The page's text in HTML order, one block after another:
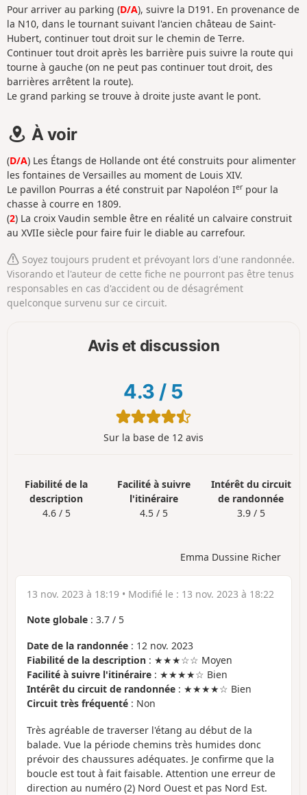
Pour arriver au parking (D/A), suivre la D191. En provenance de
la N10, dans le tournant suivant l'ancien château de Saint-
Hubert, continuer tout droit sur le chemin de Terre.
Continuer tout droit après les barrière puis suivre la route qui
tourne à gauche (on ne peut pas continuer tout droit, des
barrières arrêtent la route).
Le grand parking se trouve à droite juste avant le pont.
À voir
(D/A) Les Étangs de Hollande ont été construits pour alimenter
les fontaines de Versailles au moment de Louis XIV.
Le pavillon Pourras a été construit par Napoléon Ier pour la
chasse à courre en 1809.
(2) La croix Vaudin semble être en réalité un calvaire construit
au XVIIe siècle pour faire fuir le diable au carrefour.
Soyez toujours prudent et prévoyant lors d'une randonnée.
Visorando et l'auteur de cette fiche ne pourront pas être tenus
responsables en cas d'accident ou de désagrément
quelconque survenu sur ce circuit.
Avis et discussion
4.3 / 5
Sur la base de 12 avis
Fiabilité de la
description
4.6 / 5
Facilité à suivre
l'itinéraire
4.5 / 5
Intérêt du circuit
de randonnée
3.9 / 5
Emma Dussine Richer
13 nov. 2023 à 18:19 • Modifié le : 13 nov. 2023 à 18:22
Note globale : 3.7 / 5
Date de la randonnée : 12 nov. 2023
Fiabilité de la description : ★★★☆☆ Moyen
Facilité à suivre l'itinéraire : ★★★★☆ Bien
Intérêt du circuit de randonnée : ★★★★☆ Bien
Circuit très fréquenté : Non
Très agréable de traverser l'étang au début de la
balade. Vue la période chemins très humides donc
prévoir des chaussures adéquates. Je confirme que la
boucle est tout à fait faisable. Attention une erreur de
direction au numéro (2) Nord Ouest et pas Nord Est.